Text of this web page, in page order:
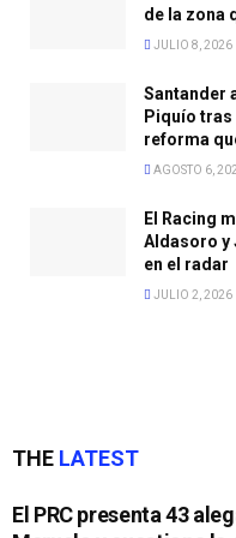
de la zona
JULIO 8, 2026
Santander
Piquío
reforma
AGOSTO 6,
El Racing
Aldasoro y
en el radar
JULIO 2, 2026
THE LATEST
El PRC presenta 43